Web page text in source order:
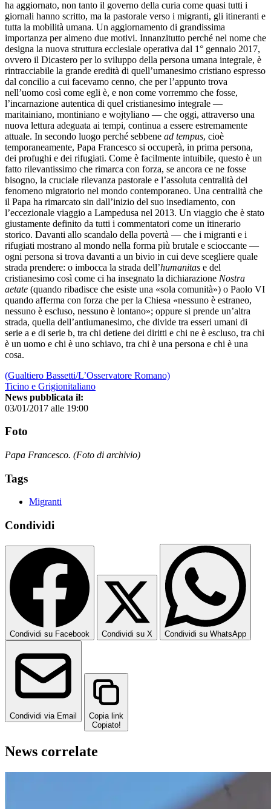
ha aggiornato, non tanto il governo della curia come quasi tutti i
giornali hanno scritto, ma la pastorale verso i migranti, gli itineranti e
tutta la mobilità umana. Un aggiornamento di grandissima
importanza per almeno due motivi. Innanzitutto perché nel nome che
designa la nuova struttura ecclesiale operativa dal 1° gennaio 2017,
ovvero il Dicastero per lo sviluppo della persona umana integrale, è
rintracciabile la grande eredità di quell’umanesimo cristiano espresso
dal concilio a cui facevamo cenno, che per l’appunto trova
nell’uomo così come egli è, e non come vorremmo che fosse,
l’incarnazione autentica di quel cristianesimo integrale —
maritainiano, montiniano e wojtyliano — che oggi, attraverso una
nuova lettura adeguata ai tempi, continua a essere estremamente
attuale. In secondo luogo perché sebbene ad tempus, cioè
temporaneamente, Papa Francesco si occuperà, in prima persona,
dei profughi e dei rifugiati. Come è facilmente intuibile, questo è un
fatto rilevantissimo che rimarca con forza, se ancora ce ne fosse
bisogno, la cruciale rilevanza pastorale e l’assoluta centralità del
fenomeno migratorio nel mondo contemporaneo. Una centralità che
il Papa ha rimarcato sin dall’inizio del suo insediamento, con
l’eccezionale viaggio a Lampedusa nel 2013. Un viaggio che è stato
giustamente definito da tutti i commentatori come un itinerario
storico. Davanti allo scandalo della povertà — che i migranti e i
rifugiati mostrano al mondo nella forma più brutale e scioccante —
ogni persona si trova davanti a un bivio in cui deve scegliere quale
strada prendere: o imbocca la strada dell’humanitas e del
cristianesimo così come ci ha insegnato la dichiarazione Nostra
aetate (quando ribadisce che esiste una «sola comunità») o Paolo VI
quando afferma con forza che per la Chiesa «nessuno è estraneo,
nessuno è escluso, nessuno è lontano»; oppure si prende un’altra
strada, quella dell’antiumanesimo, che divide tra esseri umani di
serie a e di serie b, tra chi detiene dei diritti e chi ne è escluso, tra chi
è un uomo e chi è uno schiavo, tra chi è una persona e chi è una
cosa.
(Gualtiero Bassetti/L’Osservatore Romano)
Ticino e Grigionitaliano
News pubblicata il:
03/01/2017 alle 19:00
Foto
Papa Francesco. (Foto di archivio)
Tags
Migranti
Condividi
Condividi su Facebook Condividi su X Condividi su WhatsApp
Condividi via Email
Copia link
Copiato!
News correlate